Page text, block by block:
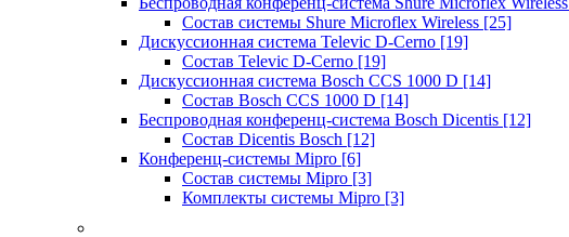
Состав системы Shure Microflex Wireless [25]
Дискуссионная система Televic D-Cerno [19]
Состав Televic D-Cerno [19]
Дискуссионная система Bosch CCS 1000 D [14]
Состав Bosch CCS 1000 D [14]
Беспроводная конференц-система Bosch Dicentis [12]
Состав Dicentis Bosch [12]
Конференц-системы Mipro [6]
Состав системы Mipro [3]
Комплекты системы Mipro [3]